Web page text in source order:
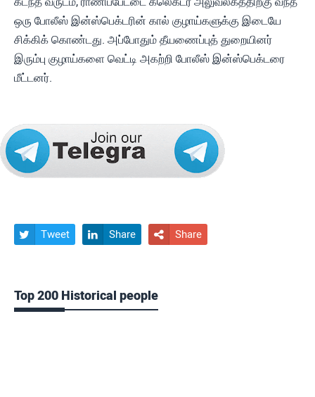
ஒரு போலீஸ் இன்ஸ்பெக்டரின் கால் குழாய்களுக்கு இடையே
சிக்கிக் கொண்டது. அப்போதும் தீயணைப்புத் துறையினர்
இரும்பு குழாய்களை வெட்டி அகற்றி போலீஸ் இன்ஸ்பெக்டரை
மீட்டனர்.
 Tweet  Share  Share
Top 200 Historical people